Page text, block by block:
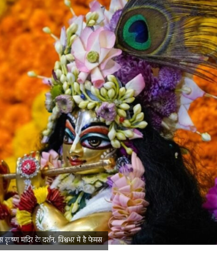
मंदिर के दर्शन, विश्वभर में है फेमस